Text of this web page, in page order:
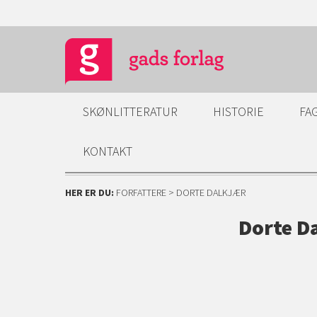
SKØNLITTERATUR HISTORIE
KONTAKT
HER ER DU: FORFATTERE > DORTE DALKJÆR
Dorte